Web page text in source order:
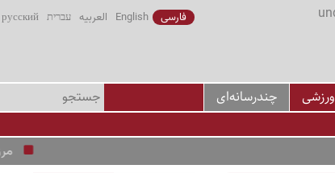
فارسی English العربیه עברית русский
ورزشی چندرسانه‌ای
مرز